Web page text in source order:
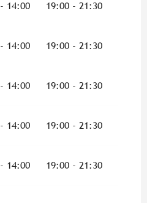
14:00 19:00 - 21:30
14:00 19:00 - 21:30
14:00 19:00 - 21:30
14:00 19:00 - 21:30
14:00 19:00 - 21:30